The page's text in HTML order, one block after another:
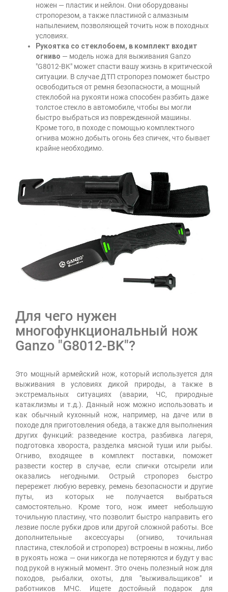
ножен — пластик и нейлон. Они оборудованы
стропорезом, а также пластиной с алмазным
напылением, позволяющей точить нож в походных
условиях.
Рукоятка со стеклобоем, в комплект входит
огниво — модель ножа для выживания Ganzo
"G8012-BK" может спасти вашу жизнь в критической
ситуации. В случае ДТП стропорез поможет быстро
освободиться от ремня безопасности, а мощный
стеклобой на рукояти ножа способен разбить даже
толстое стекло в автомобиле, чтобы вы могли
быстро выбраться из поврежденной машины.
Кроме того, в походе с помощью комплектного
огнива можно добыть огонь без спичек, что бывает
крайне необходимо.
Для чего нужен
многофункциональный нож
Ganzo "G8012-BK"?
Это мощный армейский нож, который используется для
выживания в условиях дикой природы, а также в
экстремальных ситуациях (аварии, ЧС, природные
катаклизмы и т.д.). Данный нож можно использовать и
как обычный кухонный нож, например, на даче или в
походе для приготовления обеда, а также для выполнения
других функций: разведение костра, разбивка лагеря,
подготовка хвороста, разделка мясной туши или рыбы.
Огниво, входящее в комплект поставки, поможет
развести костер в случае, если спички отсырели или
оказались негодными. Острый стропорез быстро
перережет любую веревку, ремень безопасности и другие
путы, из которых не получается выбраться
самостоятельно. Кроме того, нож имеет небольшую
точильную пластину, что позволит быстро направить его
лезвие после рубки дров или другой сложной работы. Все
дополнительные аксессуары (огниво, точильная
пластина, стеклобой и стропорез) встроены в ножны, либо
в рукоять ножа — они никогда не потеряются и будут у вас
под рукой в нужный момент. Это очень полезный нож для
походов, рыбалки, охоты, для "выживальщиков" и
работников МЧС. Ищете достойный подарок для